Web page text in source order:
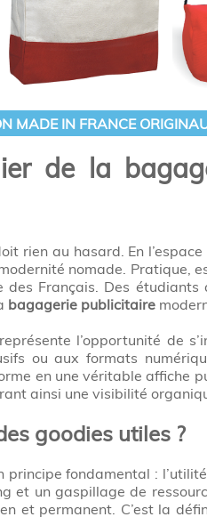
MADE IN FRANCE
de la
rien au hasard. En
nomade. Pratique,
Français. Des
bagagerie publicitaire
l’opportunité de
ou aux formats
en une véritable affiche
ainsi une visibilité
goodies utiles ?
principe fondamental :
et un gaspillage de
et permanent. C’est la